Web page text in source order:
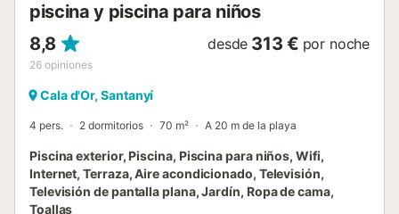
piscina y piscina para niños
8,8
26 opiniones
desde 313 € por noche
Cala d'Or, Santanyí
4 pers. 2 dormitorios 70 m² A 20 m de la playa
Piscina exterior, Piscina, Piscina para niños, Wifi,
Internet, Terraza, Aire acondicionado, Televisión,
Televisión de pantalla plana, Jardín, Ropa de cama,
Toallas